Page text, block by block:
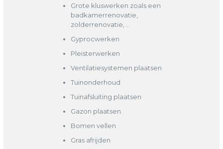
Grote kluswerken zoals een
badkamerrenovatie,
zolderrenovatie, ..
Gyprocwerken
Pleisterwerken
Ventilatiesystemen plaatsen
Tuinonderhoud
Tuinafsluiting plaatsen
Gazon plaatsen
Bomen vellen
Gras afrijden